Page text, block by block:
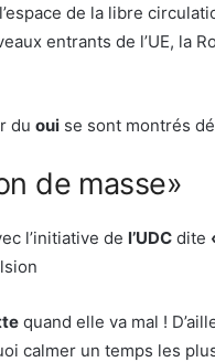
de la libre
entrants de l’UE, la
du oui se sont montrés
de masse»
l’initiative de l’UDC dite
quand elle va mal !
calmer un temps les